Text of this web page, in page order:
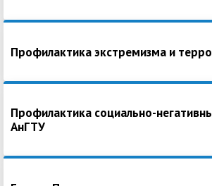
Профилактика экстремизма и
Профилактика социально-
АнГТУ